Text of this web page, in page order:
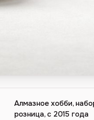
Алмазное хобби,
розница, с 2015 года